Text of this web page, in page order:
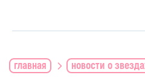
главная новости о